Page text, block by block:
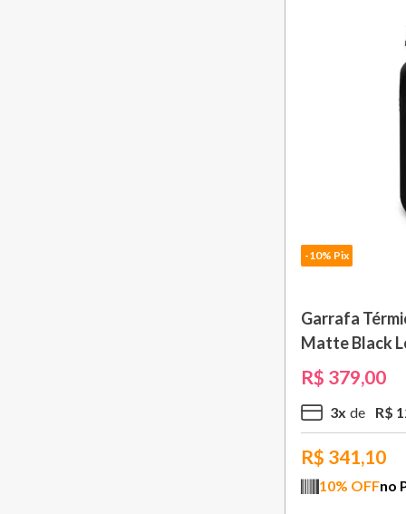
-10% Pix
Garrafa
Matte Black
R$ 379,00
3x R$
R$ 341,10
10% OFFno